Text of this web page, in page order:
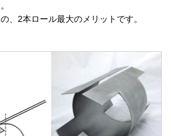
て、2本ロール最大のメリットです。